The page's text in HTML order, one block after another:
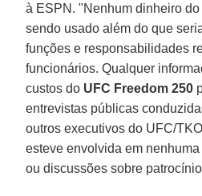
à ESPN. "Nenhum dinheiro
sendo usado além do que
funções e responsabilidades
funcionários. Qualquer
custos do UFC Freedom 250
entrevistas públicas
outros executivos do UFC/
esteve envolvida em
ou discussões sobre